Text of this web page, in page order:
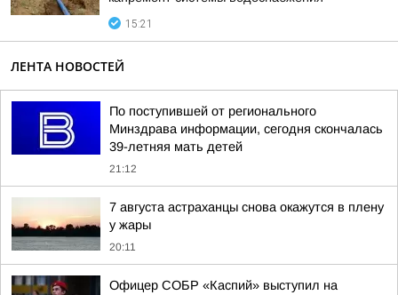
15:21
ЛЕНТА НОВОСТЕЙ
По поступившей от регионального
Минздрава информации, сегодня скончалась
39-летняя мать детей
21:12
7 августа астраханцы снова окажутся в плену
у жары
20:11
Офицер СОБР «Каспий» выступил на